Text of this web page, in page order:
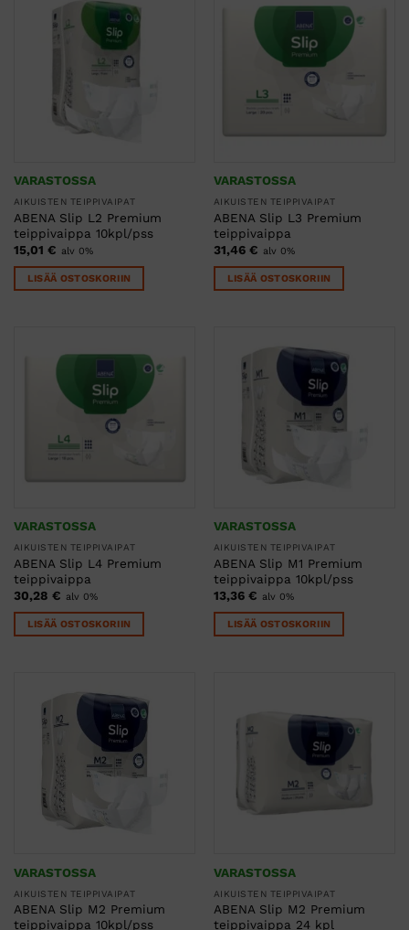
VARASTOSSA
AIKUISTEN TEIPPIVAIPAT
ABENA Slip L2 Premium
teippivaippa 10kpl/pss
15,01 € alv 0%
LISÄÄ OSTOSKORIIN
VARASTOSSA
AIKUISTEN TEIPPIVAIPAT
ABENA Slip L3 Premium
teippivaippa
31,46 € alv 0%
LISÄÄ OSTOSKORIIN
VARASTOSSA
AIKUISTEN TEIPPIVAIPAT
ABENA Slip L4 Premium
teippivaippa
30,28 € alv 0%
LISÄÄ OSTOSKORIIN
VARASTOSSA
AIKUISTEN TEIPPIVAIPAT
ABENA Slip M1 Premium
teippivaippa 10kpl/pss
13,36 € alv 0%
LISÄÄ OSTOSKORIIN
VARASTOSSA
AIKUISTEN TEIPPIVAIPAT
ABENA Slip M2 Premium
teippivaippa 10kpl/pss
VARASTOSSA
AIKUISTEN TEIPPIVAIPAT
ABENA Slip M2 Premium
teippivaippa 24 kpl